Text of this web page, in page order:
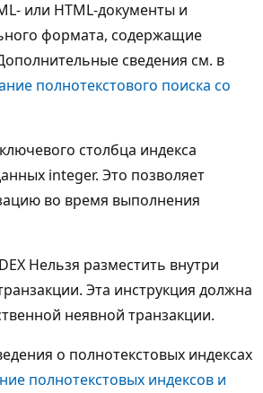
или HTML-документы и
формата, содержащие
сведения см. в
полнотекстового поиска со
столбца индекса
integer. Это позволяет
во время выполнения
Нельзя разместить внутри
Эта инструкция должна
неявной транзакции.
о полнотекстовых индексах
полнотекстовых индексов и